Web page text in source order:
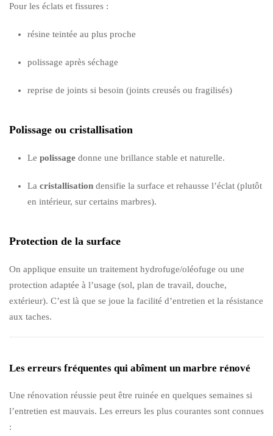
Pour les éclats et fissures :
résine teintée au plus proche
polissage après séchage
reprise de joints si besoin (joints creusés ou fragilisés)
Polissage ou cristallisation
Le polissage donne une brillance stable et naturelle.
La cristallisation densifie la surface et rehausse l’éclat (plutôt
en intérieur, sur certains marbres).
Protection de la surface
On applique ensuite un traitement hydrofuge/oléofuge ou une
protection adaptée à l’usage (sol, plan de travail, douche,
extérieur). C’est là que se joue la facilité d’entretien et la résistance
aux taches.
Les erreurs fréquentes qui abîment un marbre rénové
Une rénovation réussie peut être ruinée en quelques semaines si
l’entretien est mauvais. Les erreurs les plus courantes sont connues
: